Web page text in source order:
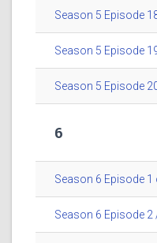
Season 5 Episode
Season 5 Episode
Season 5 Episode
6
Season 6 Episode
Season 6 Episode